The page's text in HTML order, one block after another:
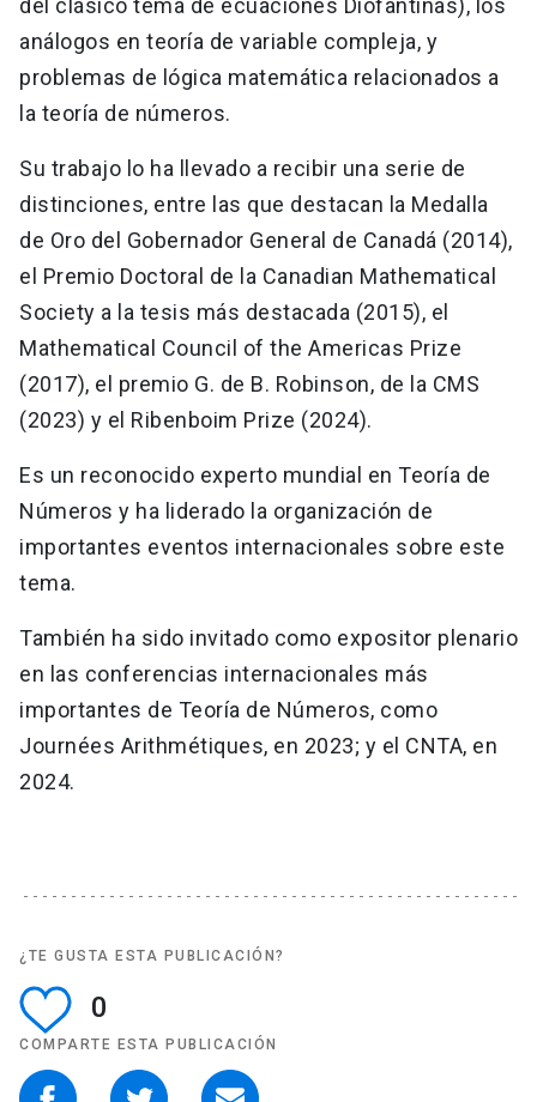
del clásico tema de ecuaciones Diofantinas), los
análogos en teoría de variable compleja, y
problemas de lógica matemática relacionados a
la teoría de números.
Su trabajo lo ha llevado a recibir una serie de
distinciones, entre las que destacan la Medalla
de Oro del Gobernador General de Canadá (2014),
el Premio Doctoral de la Canadian Mathematical
Society a la tesis más destacada (2015), el
Mathematical Council of the Americas Prize
(2017), el premio G. de B. Robinson, de la CMS
(2023) y el Ribenboim Prize (2024).
Es un reconocido experto mundial en Teoría de
Números y ha liderado la organización de
importantes eventos internacionales sobre este
tema.
También ha sido invitado como expositor plenario
en las conferencias internacionales más
importantes de Teoría de Números, como
Journées Arithmétiques, en 2023; y el CNTA, en
2024.
¿TE GUSTA ESTA PUBLICACIÓN?
0
COMPARTE ESTA PUBLICACIÓN